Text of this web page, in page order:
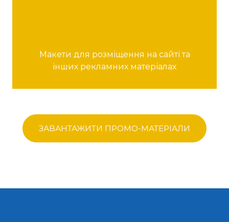
Макети для розміщення на сайті та
інших рекламних матеріалах
ЗАВАНТАЖИТИ П​РОМО-МАТЕРІАЛИ